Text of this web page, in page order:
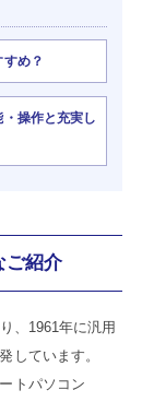
め？
操作と充実し
ご紹介
、1961年に汎用
しています。
トパソコン